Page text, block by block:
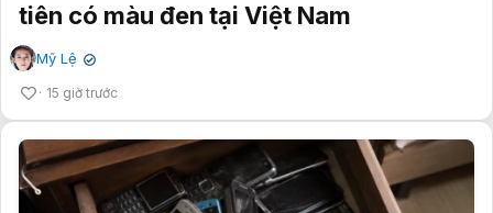
tiên có màu đen tại Việt Nam
Mỹ Lệ ✔
15 giờ trước